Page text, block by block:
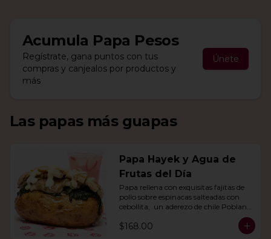
Acumula Papa Pesos
Regístrate, gana puntos con tus
compras y canjealos por productos y
más
Únete
Las papas más guapas
Papa Hayek y Agua de
Frutas del Día
Papa rellena con exquisitas fajitas de
pollo sobre espinacas salteadas con
cebollita,  un aderezo de chile Poblano.
$168.00